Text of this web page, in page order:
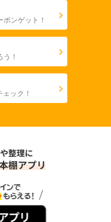
ンゲット！
！
ック！